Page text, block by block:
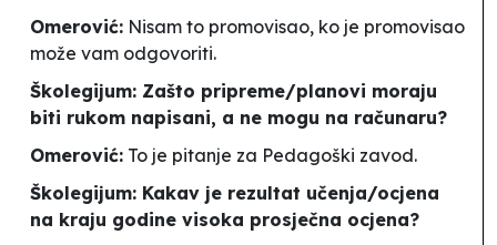
Omerović: Nisam to promovisao, ko je promovisao
može vam odgovoriti.
Školegijum: Zašto pripreme/planovi moraju
biti rukom napisani, a ne mogu na računaru?
Omerović: To je pitanje za Pedagoški zavod.
Školegijum: Kakav je rezultat učenja/ocjena
na kraju godine visoka prosječna ocjena?